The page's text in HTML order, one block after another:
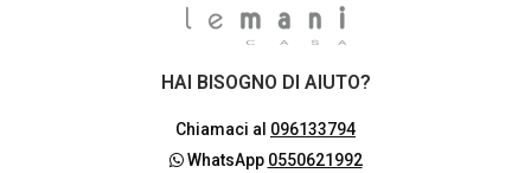
HAI BISOGNO DI AIUTO?
Chiamaci al 096133794
WhatsApp 0550621992